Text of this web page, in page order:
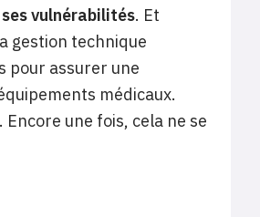
vulnérabilités. Et
gestion technique
pour assurer une
médicaux.
une fois, cela ne se